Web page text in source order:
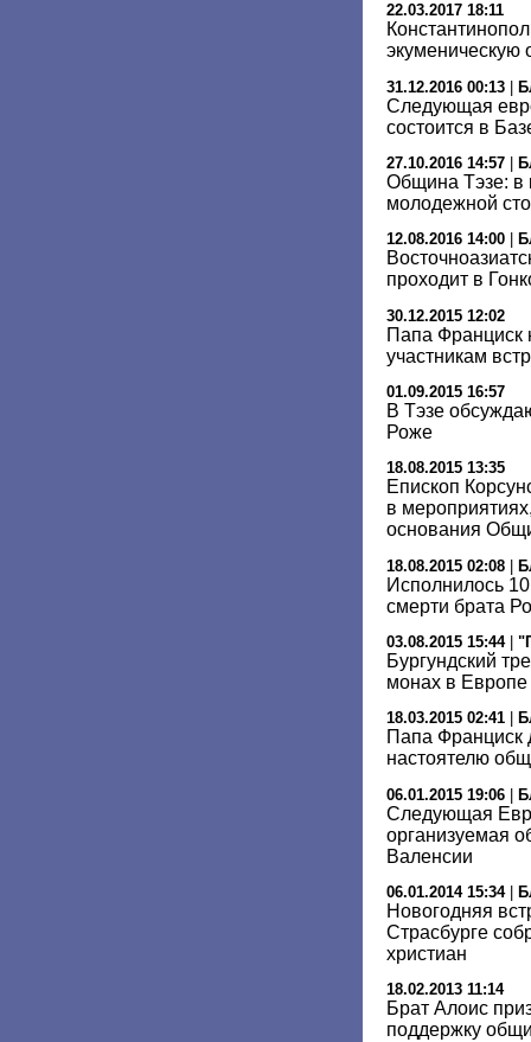
22.03.2017 18:11
экуменическую
31.12.2016 00:13
Следующая
состоится в
27.10.2016 14:57
Община Тэзе: в
молодежной
12.08.2016 14:00
проходит в
30.12.2015 12:02
Папа Франциск
участникам
01.09.2015 16:57
В Тэзе
Роже
18.08.2015 13:35
Епископ
в
основания
18.08.2015 02:08
Исполнилось
смерти брата
03.08.2015 15:44|
Бургундский
монах в
18.03.2015 02:41
Папа Франциск
настоятелю
06.01.2015 19:06
Следующая
организуемая
Валенсии
06.01.2014 15:34|
Новогодняя
Страсбурге
христиан
18.02.2013 11:14
Брат Алоис
поддержку